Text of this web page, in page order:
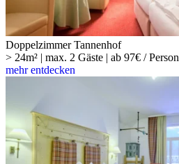
Doppelzimmer Tannenhof
> 24m² | max. 2 Gäste | ab 97€ / Person
mehr entdecken